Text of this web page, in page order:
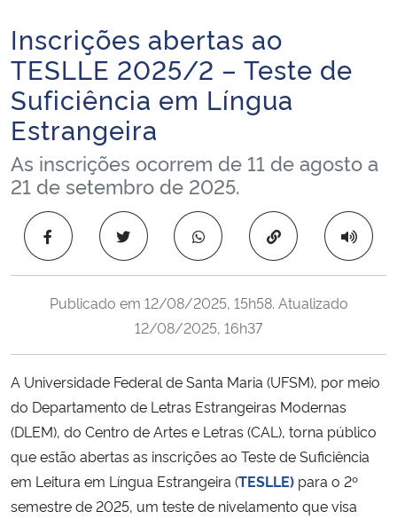
Ministério da Infraestrutura
Ministério da Agricultura, Pecuária e Abastecimento
Ministério da Educação
Ministério da Cidadania
Ministério da Saúde
Ministério de Minas e Energia
Ministério da Ciência, Tecnologia, Inovações e Comunicações
Ministério do Meio Ambiente
Ministério do Turismo
Ministério do Desenvolvimento Regional
Controladoria-Geral da União
Início do conteúdo
Inscrições abertas ao
TESLLE 2025/2 – Teste de
Suficiência em Língua
Estrangeira
As inscrições ocorrem de 11 de agosto a
21 de setembro de 2025.
Copiar para área
Publicado em 12/08/2025, 15h58. Atualizado
12/08/2025, 16h37
A Universidade Federal de Santa Maria (UFSM), por meio
do Departamento de Letras Estrangeiras Modernas
(DLEM), do Centro de Artes e Letras (CAL), torna público
que estão abertas as inscrições ao Teste de Suficiência
em Leitura em Língua Estrangeira (TESLLE) para o 2º
semestre de 2025, um teste de nivelamento que visa